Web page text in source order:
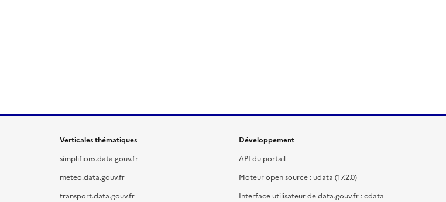
Verticales thématiques
simplifions.data.gouv.fr
meteo.data.gouv.fr
transport.data.gouv.fr
Développement
API du portail
Moteur open source : udata (17.2.0)
Interface utilisateur de data.gouv.fr : cdata